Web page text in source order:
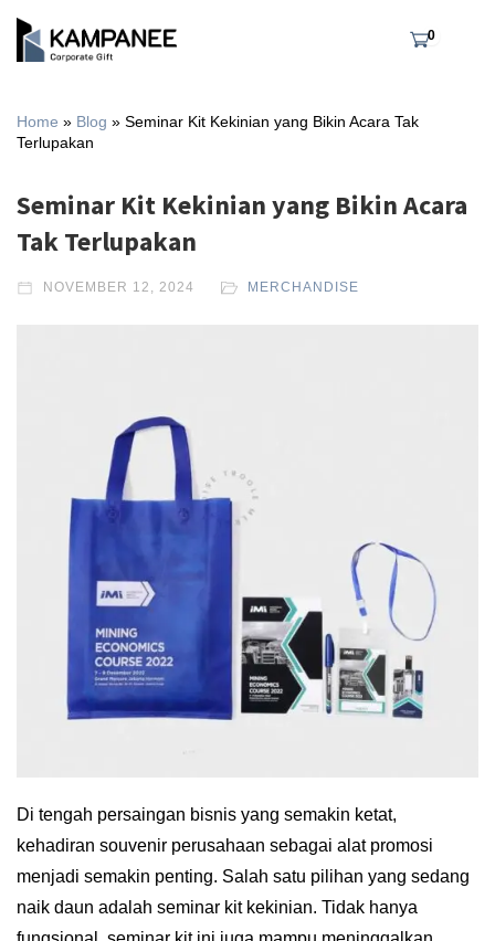
0
Home » Blog » Seminar Kit Kekinian yang Bikin Acara Tak
Terlupakan
Seminar Kit Kekinian yang Bikin Acara
Tak Terlupakan
NOVEMBER 12, 2024 MERCHANDISE
Di tengah persaingan bisnis yang semakin ketat,
kehadiran souvenir perusahaan sebagai alat promosi
menjadi semakin penting. Salah satu pilihan yang sedang
naik daun adalah seminar kit kekinian. Tidak hanya